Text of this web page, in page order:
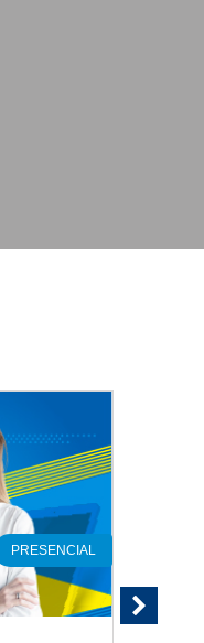
PRESENCIAL